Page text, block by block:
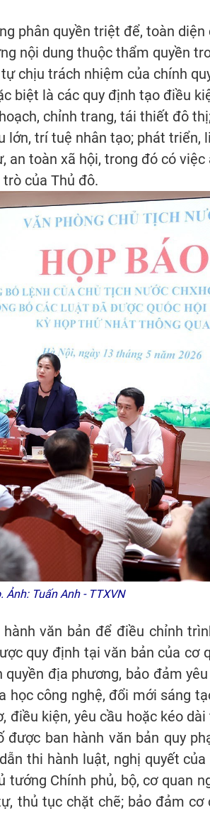
phân quyền triệt để, toàn diện
nội dung thuộc thẩm quyền
chịu trách nhiệm của chính
biệt là các quy định tạo điều
chỉnh trang, tái thiết đô
lớn, trí tuệ nhân tạo; phát triển,
toàn xã hội, trong đó có việc
của Thủ đô.
Ảnh: Tuấn Anh - TTXVN
văn bản để điều chỉnh
quy định tại văn bản của cơ
địa phương, bảo đảm
học công nghệ, đổi mới sáng
điều kiện, yêu cầu hoặc kéo
ban hành văn bản quy
thi hành luật, nghị quyết của
Chính phủ, bộ, cơ quan
thủ tục chặt chẽ; bảo đảm cơ